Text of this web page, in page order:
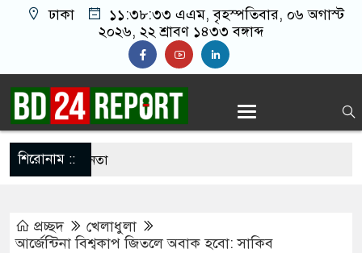
ঢাকা ১১:৩৮:৩৪ এএম, বৃহস্পতিবার, ০৬ অগাস্ট
২০২৬, ২২ শ্রাবণ ১৪৩৩ বঙ্গাব্দ
শিরোনাম ::
৬ নেতা
নতুন বাহিনী, খসড়া আইন প্রকাশ
প্রচ্ছদ
খেলাধুলা
আর্জেন্টিনা বিশ্বকাপ জিতলে অবাক হবো: সাকিব